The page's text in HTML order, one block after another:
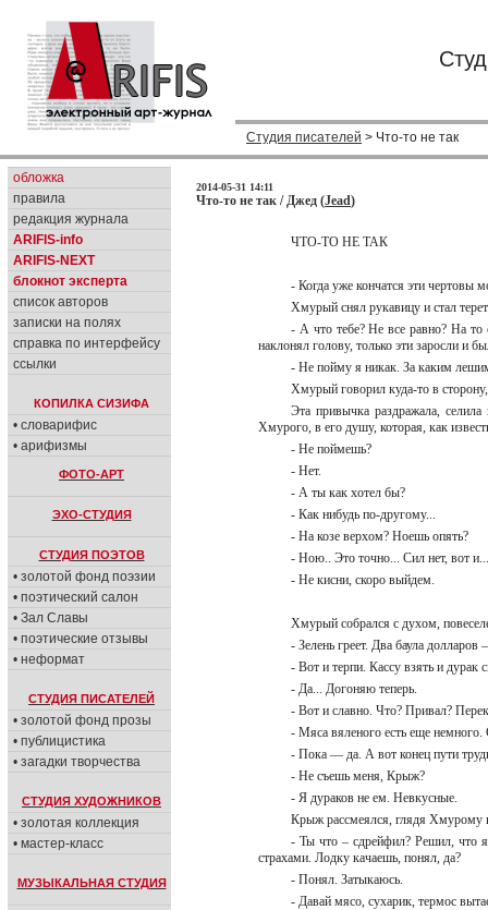
Студия писателей > Что-то не так
обложка
правила
редакция журнала
ARIFIS-info
ARIFIS-NEXT
блокнот эксперта
список авторов
записки на полях
справка по интерфейсу
ссылки
КОПИЛКА СИЗИФА
• словарифис
• арифизмы
ФОТО-АРТ
ЭХО-СТУДИЯ
СТУДИЯ ПОЭТОВ
• золотой фонд поэзии
• поэтический салон
• Зал Славы
• поэтические отзывы
• неформат
СТУДИЯ ПИСАТЕЛЕЙ
• золотой фонд прозы
• публицистика
• загадки творчества
СТУДИЯ ХУДОЖНИКОВ
• золотая коллекция
• мастер-класс
МУЗЫКАЛЬНАЯ СТУДИЯ
2014-05-31 14:11
Что-то не так / Джед (Jead)
ЧТО-ТО НЕ ТАК
- Когда уже кончатся эти чертовы
Хмурый снял рукавицу и стал
- А что тебе? Не все равно? На
наклонял голову, только эти заросли и
- Не пойму я никак. За каким
Хмурый говорил куда-то в
Эта привычка раздражала,
Хмурого, в его душу, которая, как
- Не поймешь?
- Нет.
- А ты как хотел бы?
- Как нибудь по-другому...
- На козе верхом? Ноешь опять?
- Ною.. Это точно... Сил нет, вот
- Не кисни, скоро выйдем.
Хмурый собрался с духом,
- Зелень греет. Два баула
- Вот и терпи. Кассу взять и дурак
- Да... Догоняю теперь.
- Вот и славно. Что? Привал?
- Мяса вяленого есть еще
- Пока — да. А вот конец пути
- Не съешь меня, Крыж?
- Я дураков не ем. Невкусные.
Крыж рассмеялся, глядя Хмурому
- Ты что – сдрейфил? Решил, что
страхами. Лодку качаешь, понял, да?
- Понял. Затыкаюсь.
- Давай мясо, сухарик, термос